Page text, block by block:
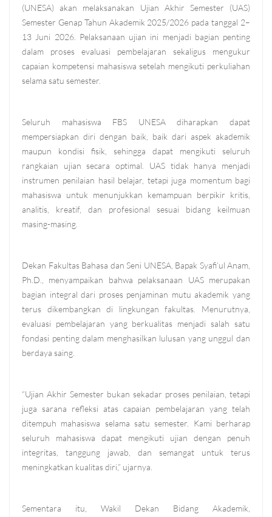
(UNESA) akan melaksanakan Ujian Akhir Semester (UAS)
Semester Genap Tahun Akademik 2025/2026 pada tanggal 2–
13 Juni 2026. Pelaksanaan ujian ini menjadi bagian penting
dalam proses evaluasi pembelajaran sekaligus mengukur
capaian kompetensi mahasiswa setelah mengikuti perkuliahan
selama satu semester.
Seluruh mahasiswa FBS UNESA diharapkan dapat
mempersiapkan diri dengan baik, baik dari aspek akademik
maupun kondisi fisik, sehingga dapat mengikuti seluruh
rangkaian ujian secara optimal. UAS tidak hanya menjadi
instrumen penilaian hasil belajar, tetapi juga momentum bagi
mahasiswa untuk menunjukkan kemampuan berpikir kritis,
analitis, kreatif, dan profesional sesuai bidang keilmuan
masing-masing.
Dekan Fakultas Bahasa dan Seni UNESA, Bapak Syafi’ul Anam,
Ph.D., menyampaikan bahwa pelaksanaan UAS merupakan
bagian integral dari proses penjaminan mutu akademik yang
terus dikembangkan di lingkungan fakultas. Menurutnya,
evaluasi pembelajaran yang berkualitas menjadi salah satu
fondasi penting dalam menghasilkan lulusan yang unggul dan
berdaya saing.
“Ujian Akhir Semester bukan sekadar proses penilaian, tetapi
juga sarana refleksi atas capaian pembelajaran yang telah
ditempuh mahasiswa selama satu semester. Kami berharap
seluruh mahasiswa dapat mengikuti ujian dengan penuh
integritas, tanggung jawab, dan semangat untuk terus
meningkatkan kualitas diri,” ujarnya.
Sementara itu, Wakil Dekan Bidang Akademik,